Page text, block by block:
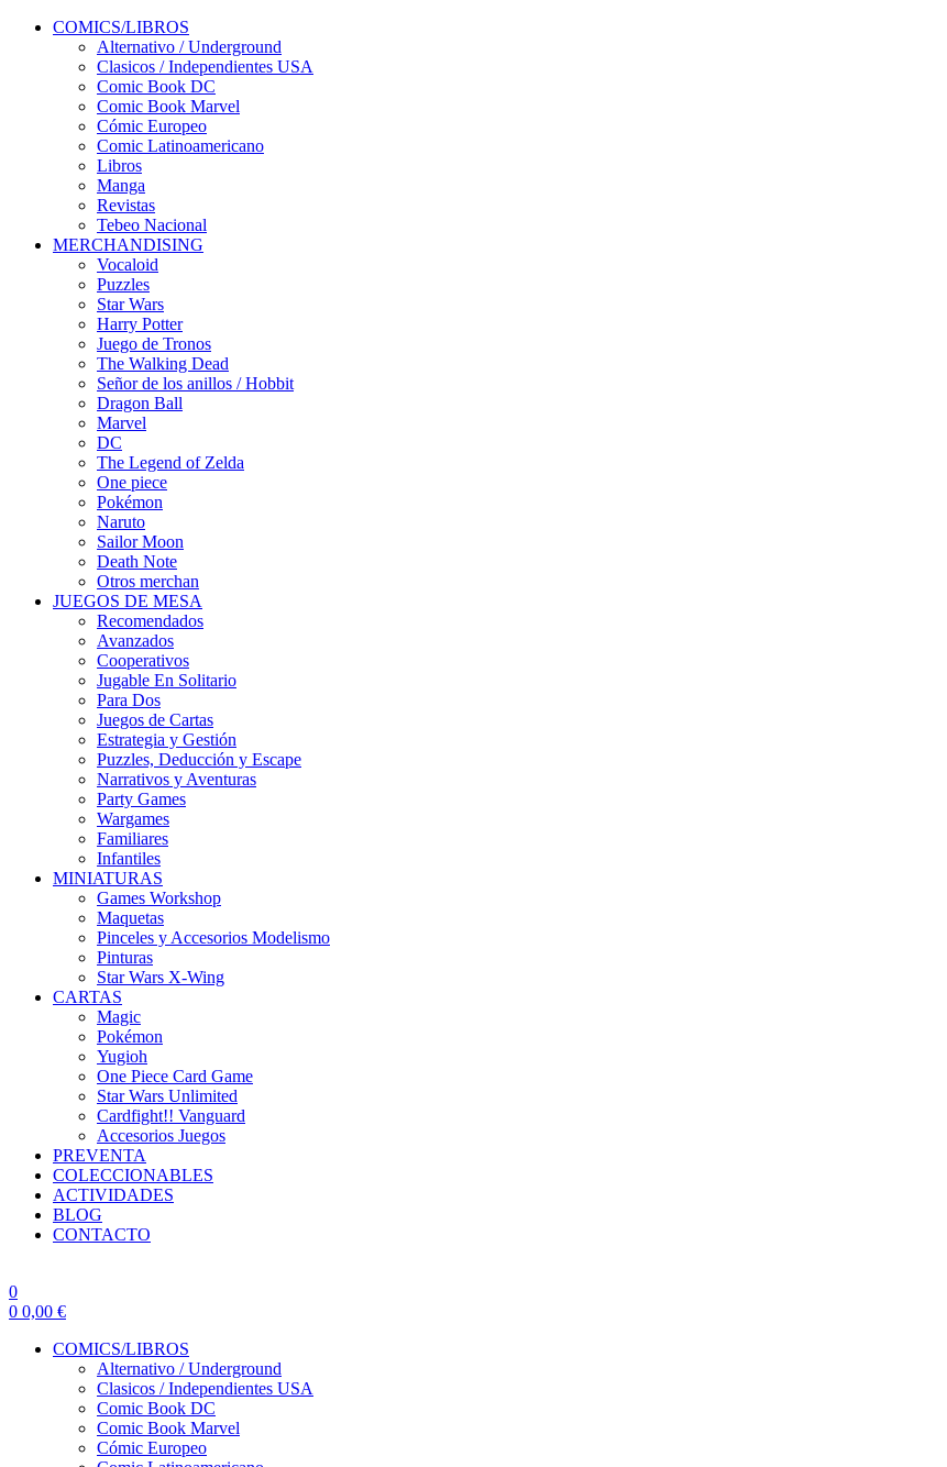
COMICS/LIBROS
Alternativo / Underground
Clasicos / Independientes USA
Comic Book DC
Comic Book Marvel
Cómic Europeo
Comic Latinoamericano
Libros
Manga
Revistas
Tebeo Nacional
MERCHANDISING
Vocaloid
Puzzles
Star Wars
Harry Potter
Juego de Tronos
The Walking Dead
Señor de los anillos / Hobbit
Dragon Ball
Marvel
DC
The Legend of Zelda
One piece
Pokémon
Naruto
Sailor Moon
Death Note
Otros merchan
JUEGOS DE MESA
Recomendados
Avanzados
Cooperativos
Jugable En Solitario
Para Dos
Juegos de Cartas
Estrategia y Gestión
Puzzles, Deducción y Escape
Narrativos y Aventuras
Party Games
Wargames
Familiares
Infantiles
MINIATURAS
Games Workshop
Maquetas
Pinceles y Accesorios Modelismo
Pinturas
Star Wars X-Wing
CARTAS
Magic
Pokémon
Yugioh
One Piece Card Game
Star Wars Unlimited
Cardfight!! Vanguard
Accesorios Juegos
PREVENTA
COLECCIONABLES
ACTIVIDADES
BLOG
CONTACTO
0
0 0,00 €
COMICS/LIBROS
Alternativo / Underground
Clasicos / Independientes USA
Comic Book DC
Comic Book Marvel
Cómic Europeo